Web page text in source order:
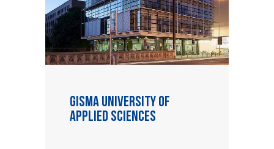
Gisma University of
Applied Sciences